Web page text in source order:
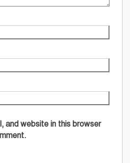
and website in this browser